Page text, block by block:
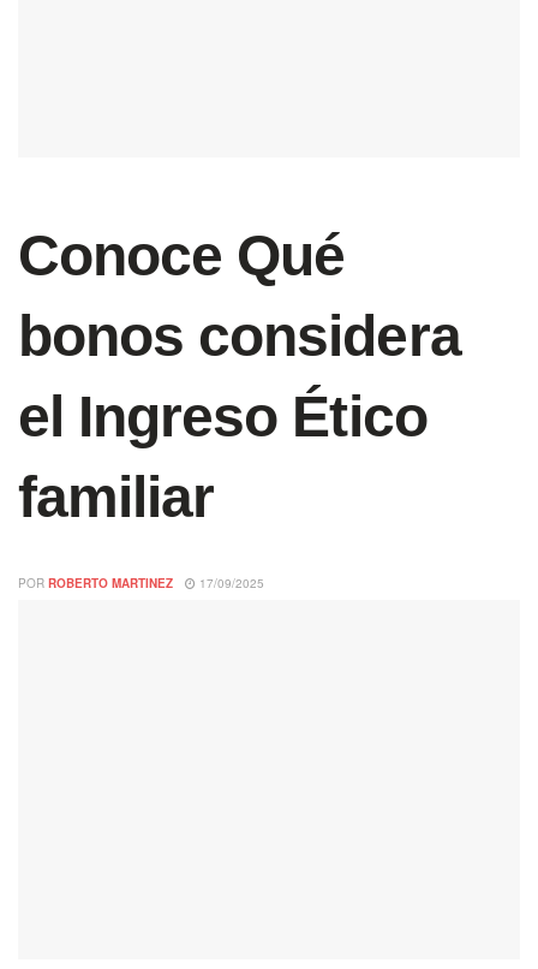
Conoce Qué
bonos considera
el Ingreso Ético
familiar
POR ROBERTO MARTINEZ 17/09/2025